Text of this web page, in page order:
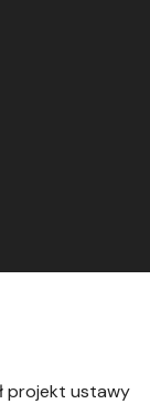
projekt ustawy